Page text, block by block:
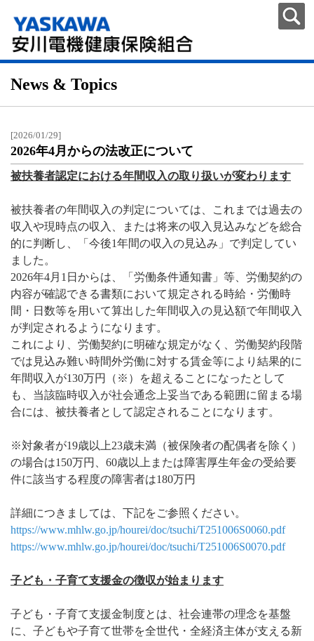
News & Topics
[2026/01/29]
2026年4月からの法改正について
被扶養者認定における年間収入の取り扱いが変わります
被扶養者の年間収入の判定については、これまでは過去の
収入や現時点の収入、または将来の収入見込みなどを総合
的に判断し、「今後1年間の収入の見込み」で判定してい
ました。
2026年4月1日からは、「労働条件通知書」等、労働契約の
内容が確認できる書類において規定される時給・労働時
間・日数等を用いて算出した年間収入の見込額で年間収入
が判定されるようになります。
これにより、労働契約に明確な規定がなく、労働契約段階
では見込み難い時間外労働に対する賃金等により結果的に
年間収入が130万円（※）を超えることになったとして
も、当該臨時収入が社会通念上妥当である範囲に留まる場
合には、被扶養者として認定されることになります。
※対象者が19歳以上23歳未満（被保険者の配偶者を除く）
の場合は150万円、60歳以上または障害厚生年金の受給要
件に該当する程度の障害者は180万円
詳細につきましては、下記をご参照ください。
https://www.mhlw.go.jp/hourei/doc/tsuchi/T251006S0060.pdf
https://www.mhlw.go.jp/hourei/doc/tsuchi/T251006S0070.pdf
子ども・子育て支援金の徴収が始まります
子ども・子育て支援金制度とは、社会連帯の理念を基盤
に、子どもや子育て世帯を全世代・全経済主体が支える新